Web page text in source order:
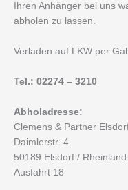
Ihren Anhänger bei uns
abholen zu lassen.
Verladen auf LKW per
Tel.: 02274 – 3210
Abholadresse:
Clemens & Partner
Daimlerstr. 4
50189 Elsdorf /
Ausfahrt 18